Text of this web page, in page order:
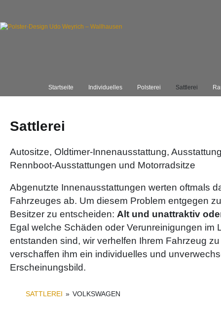
Startseite Individuelles Polsterei Sattlerei
Sattlerei
Autositze, Oldtimer-Innenausstattung,
Rennboot-Ausstattungen und Motorradsitze
Abgenutzte Innenausstattungen werten oftmals
Fahrzeuges ab. Um diesem Problem entgegen
Besitzer zu entscheiden: Alt und unattraktiv
Egal welche Schäden oder Verunreinigungen im
entstanden sind, wir verhelfen Ihrem Fahrzeug
verschaffen ihm ein individuelles und
Erscheinungsbild.
SATTLEREI » VOLKSWAGEN